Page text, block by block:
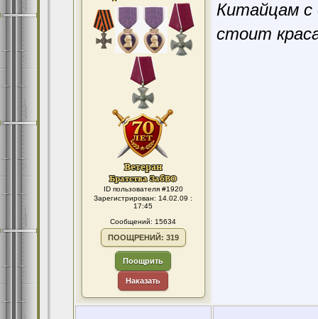
ID пользователя #1920
Зарегистрирован: 14.02.09 :
17:45
Сообщений: 15634
ПООЩРЕНИЙ: 319
Поощрить
Наказать
Китайцам с
стоит